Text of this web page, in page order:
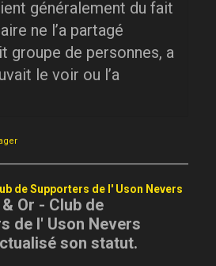
généralement du fait
ne l’a partagé
groupe de personnes, a
le voir ou l’a
de Supporters de l' Uson Nevers
Or - Club de
de l' Uson Nevers
son statut.